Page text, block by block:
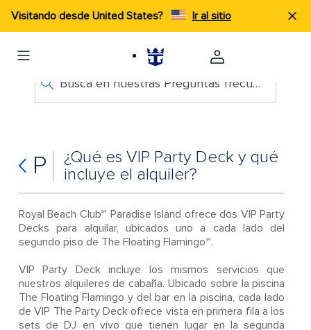
Visitando desde United States? Ir al sitio
Busca en nuestras Preguntas frecuentes
P
¿Qué es VIP Party Deck y qué
incluye el alquiler?
Royal Beach Club℠ Paradise Island ofrece dos VIP Party
Decks para alquilar, ubicados uno a cada lado del
segundo piso de The Floating Flamingo℠.
VIP Party Deck incluye los mismos servicios que
nuestros alquileres de cabaña. Ubicado sobre la piscina
The Floating Flamingo y del bar en la piscina, cada lado
de VIP The Party Deck ofrece vista en primera fila a los
sets de DJ en vivo que tienen lugar en la segunda